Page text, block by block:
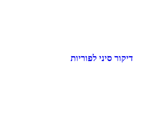
דיקור סיני לפוריות